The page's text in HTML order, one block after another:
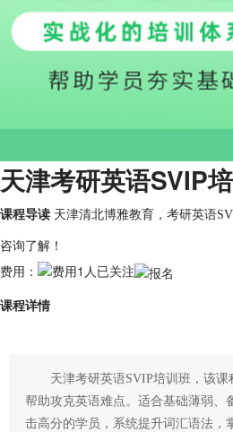
天津考研英语SVIP
课程导读 天津清北博雅教育，考研英语
咨询了解！
费用：
1人已关注
课程详情
天津考研英语SVIP培训班，该课
帮助攻克英语难点。适合基础薄弱、
击高分的学员，系统提升词汇语法，